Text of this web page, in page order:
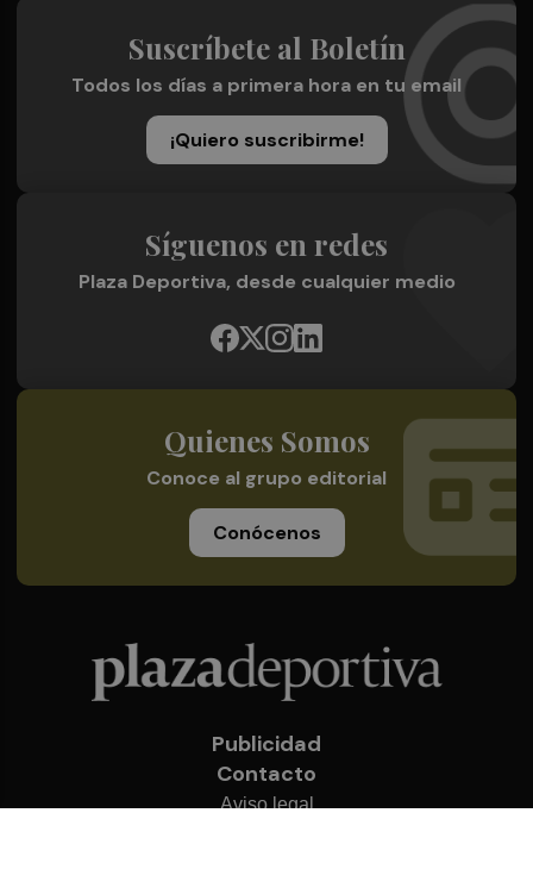
Suscríbete al Boletín
Todos los días a primera hora en tu email
¡Quiero suscribirme!
Síguenos en redes
Plaza Deportiva, desde cualquier medio
Quienes Somos
Conoce al grupo editorial
Conócenos
Publicidad
Contacto
Aviso legal